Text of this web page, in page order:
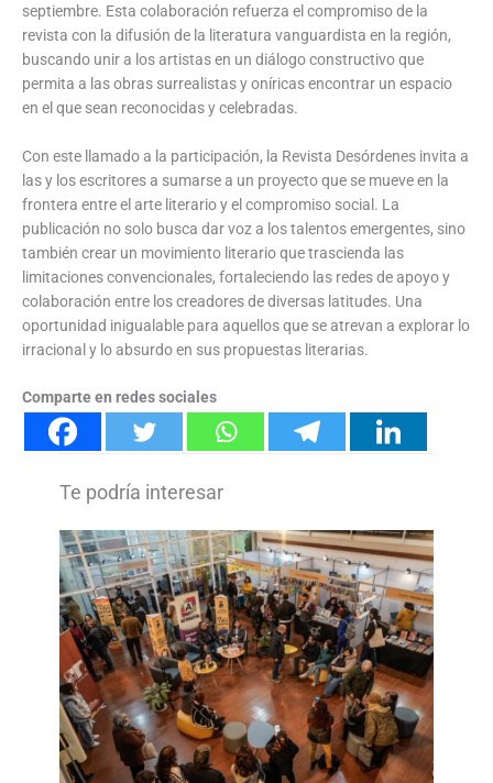
septiembre. Esta colaboración refuerza el compromiso de la
revista con la difusión de la literatura vanguardista en la región,
buscando unir a los artistas en un diálogo constructivo que
permita a las obras surrealistas y oníricas encontrar un espacio
en el que sean reconocidas y celebradas.
Con este llamado a la participación, la Revista Desórdenes invita a
las y los escritores a sumarse a un proyecto que se mueve en la
frontera entre el arte literario y el compromiso social. La
publicación no solo busca dar voz a los talentos emergentes, sino
también crear un movimiento literario que trascienda las
limitaciones convencionales, fortaleciendo las redes de apoyo y
colaboración entre los creadores de diversas latitudes. Una
oportunidad inigualable para aquellos que se atrevan a explorar lo
irracional y lo absurdo en sus propuestas literarias.
Comparte en redes sociales